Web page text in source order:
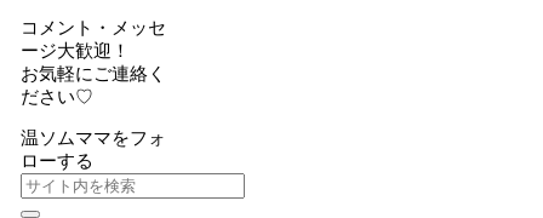
コメント・メッセ
ージ大歓迎！
お気軽にご連絡く
ださい♡
温ソムママをフォ
ローする